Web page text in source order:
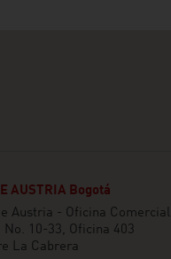
AUSTRIA Bogotá
Austria - Oficina Comercial
No. 10-33, Oficina 403
La Cabrera